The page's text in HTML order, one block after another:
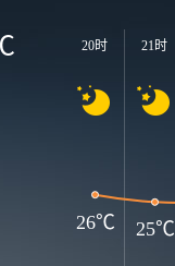
20时 21时
26℃ 25℃